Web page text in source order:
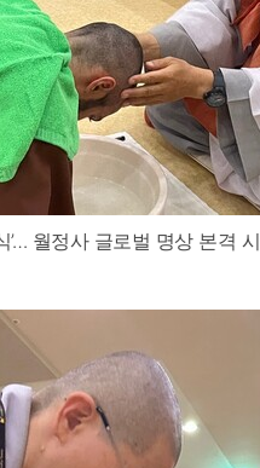
’… 월정사 글로벌 명상 본격